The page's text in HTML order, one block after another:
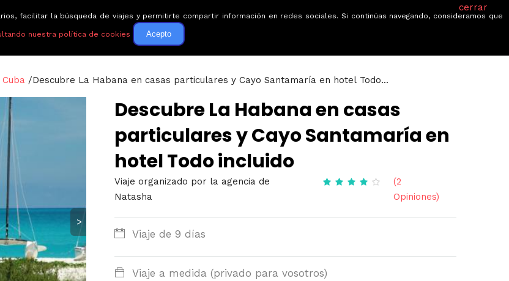
Circuitos Guías de viaje Ofertas Blog Quiénes somos
/Descubre La Habana en casas particulares y Cayo Santamaría en hotel Todo...
>
Descubre La Habana en casas
particulares y Cayo Santamaría en
hotel Todo incluido
Viaje organizado por la agencia de
Natasha
(2
Opiniones)
Viaje de 9 días
Viaje a medida (privado para vosotros)
cerrar
facilitar la búsqueda de viajes y permitirte compartir información en redes sociales. Si continúas navegando, consideramos que
nuestra política de cookies Acepto